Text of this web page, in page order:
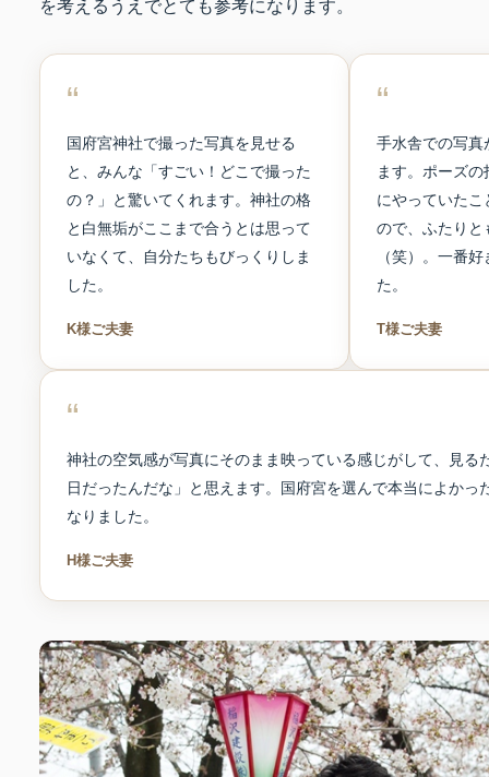
を考えるうえでとても参考になります。
“
国府宮神社で撮った写真を見せる
と、みんな「すごい！どこで撮った
の？」と驚いてくれます。神社の格
と白無垢がここまで合うとは思って
いなくて、自分たちもびっくりしま
した。
K様ご夫妻
“
手水舎での写真
ます。ポーズ
にやっていた
ので、ふたりと
（笑）。一番
た。
T様ご夫妻
“
神社の空気感が写真にそのまま映っている感じがして、見る
日だったんだな」と思えます。国府宮を選んで本当によかっ
なりました。
H様ご夫妻